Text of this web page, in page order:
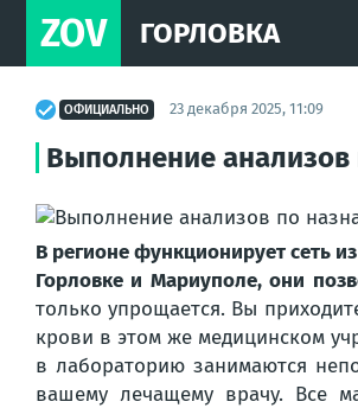
ZOV ГОРЛОВКА
ОФИЦИАЛЬНО 23 декабря 2025, 11:09
Выполнение анализов
В регионе функционирует сеть
Горловке и Мариуполе, они
только упрощается. Вы
крови в этом же медицинском
в лабораторию занимаются
вашему лечащему врачу. Все